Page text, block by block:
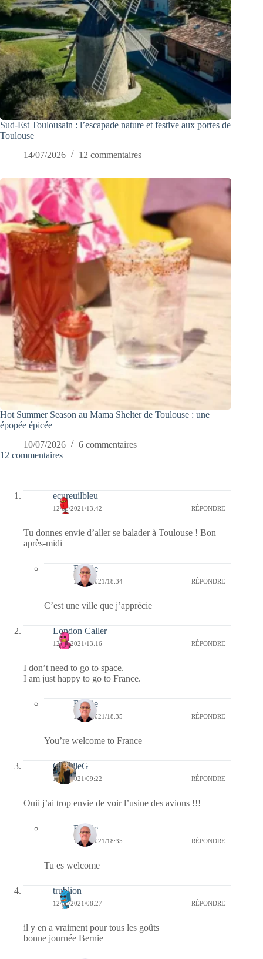
Sud-Est Toulousain : l’escapade nature et festive aux portes de
Toulouse
14/07/2026
12 commentaires
Hot Summer Season au Mama Shelter de Toulouse : une
épopée épicée
10/07/2026
6 commentaires
12 commentaires
ecureuilbleu
12/08/2021/13:42 RÉPONDRE
Tu donnes envie d’aller se balader à Toulouse ! Bon
après-midi
Bernie
12/08/2021/18:34 RÉPONDRE
C’est une ville que j’apprécie
London Caller
12/08/2021/13:16 RÉPONDRE
I don’t need to go to space.
I am just happy to go to France.
Bernie
12/08/2021/18:35 RÉPONDRE
You’re welcome to France
CamilleG
12/08/2021/09:22 RÉPONDRE
Ouii j’ai trop envie de voir l’usine des avions !!!
Bernie
12/08/2021/18:35 RÉPONDRE
Tu es welcome
trublion
12/08/2021/08:27 RÉPONDRE
il y en a vraiment pour tous les goûts
bonne journée Bernie